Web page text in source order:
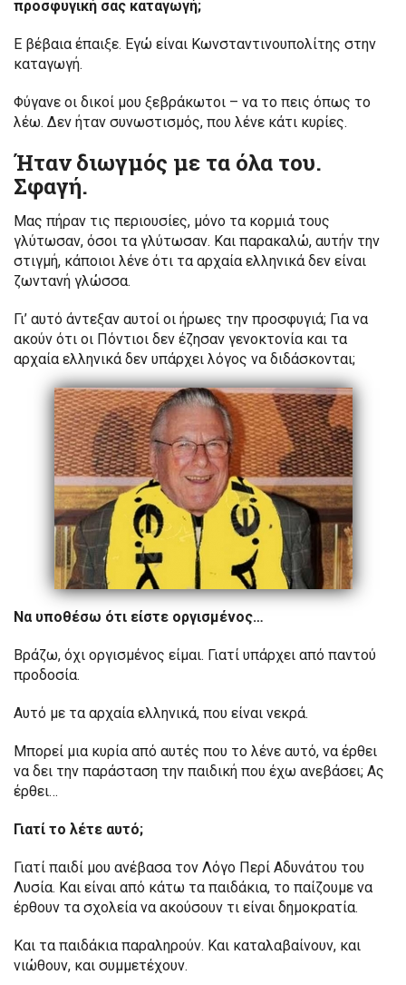
προσφυγική σας καταγωγή;
Ε βέβαια έπαιξε. Εγώ είναι Κωνσταντινουπολίτης στην
καταγωγή.
Φύγανε οι δικοί μου ξεβράκωτοι – να το πεις όπως το
λέω. Δεν ήταν συνωστισμός, που λένε κάτι κυρίες.
Ήταν διωγμός με τα όλα του.
Σφαγή.
Μας πήραν τις περιουσίες, μόνο τα κορμιά τους
γλύτωσαν, όσοι τα γλύτωσαν. Και παρακαλώ, αυτήν την
στιγμή, κάποιοι λένε ότι τα αρχαία ελληνικά δεν είναι
ζωντανή γλώσσα.
Γι’ αυτό άντεξαν αυτοί οι ήρωες την προσφυγιά; Για να
ακούν ότι οι Πόντιοι δεν έζησαν γενοκτονία και τα
αρχαία ελληνικά δεν υπάρχει λόγος να διδάσκονται;
Να υποθέσω ότι είστε οργισμένος…
Βράζω, όχι οργισμένος είμαι. Γιατί υπάρχει από παντού
προδοσία.
Αυτό με τα αρχαία ελληνικά, που είναι νεκρά.
Μπορεί μια κυρία από αυτές που το λένε αυτό, να έρθει
να δει την παράσταση την παιδική που έχω ανεβάσει; Ας
έρθει…
Γιατί το λέτε αυτό;
Γιατί παιδί μου ανέβασα τον Λόγο Περί Αδυνάτου του
Λυσία. Και είναι από κάτω τα παιδάκια, το παίζουμε να
έρθουν τα σχολεία να ακούσουν τι είναι δημοκρατία.
Και τα παιδάκια παραληρούν. Και καταλαβαίνουν, και
νιώθουν, και συμμετέχουν.